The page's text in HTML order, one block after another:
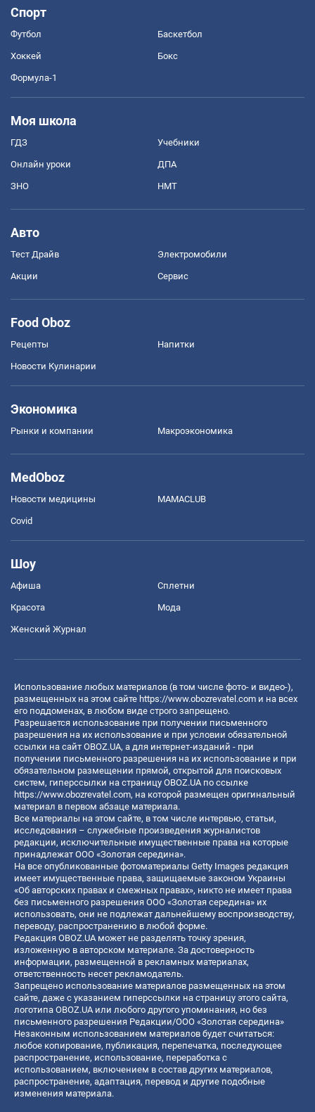
Спорт
Футбол Баскетбол
Хоккей Бокс
Формула-1
Моя школа
ГДЗ Учебники
Онлайн уроки ДПА
ЗНО НМТ
Авто
Тест Драйв Электромобили
Акции Сервис
Food Oboz
Рецепты Напитки
Новости Кулинарии
Экономика
Рынки и компании Mакроэкономика
MedOboz
Новости медицины MAMACLUB
Covid
Шоу
Афиша Сплетни
Красота Мода
Женский Журнал
Использование любых материалов (в том числе фото- и видео-),
размещенных на этом сайте https://www.obozrevatel.com и на всех
его поддоменах, в любом виде строго запрещено.
Разрешается использование при получении письменного
разрешения на их использование и при условии обязательной
ссылки на сайт OBOZ.UA, а для интернет-изданий - при
получении письменного разрешения на их использование и при
обязательном размещении прямой, открытой для поисковых
систем, гиперссылки на страницу OBOZ.UA по ссылке
https://www.obozrevatel.com, на которой размещен оригинальный
материал в первом абзаце материала.
Все материалы на этом сайте, в том числе интервью, статьи,
исследования – служебные произведения журналистов
редакции, исключительные имущественные права на которые
принадлежат ООО «Золотая середина».
На все опубликованные фотоматериалы Getty Images редакция
имеет имущественные права, защищаемые законом Украины
«Об авторских правах и смежных правах», никто не имеет права
без письменного разрешения ООО «Золотая середина» их
использовать, они не подлежат дальнейшему воспроизводству,
переводу, распространению в любой форме.
Редакция OBOZ.UA может не разделять точку зрения,
изложенную в авторском материале. За достоверность
информации, размещенной в рекламных материалах,
ответственность несет рекламодатель.
Запрещено использование материалов размещенных на этом
сайте, даже с указанием гиперссылки на страницу этого сайта,
логотипа OBOZ.UA или любого другого упоминания, но без
письменного разрешения Редакции/ООО «Золотая середина»
Незаконным использованием материалов будет считаться:
любое копирование, публикация, перепечатка, последующее
распространение, использование, переработка с
использованием, включением в состав других материалов,
распространение, адаптация, перевод и другие подобные
изменения материала.